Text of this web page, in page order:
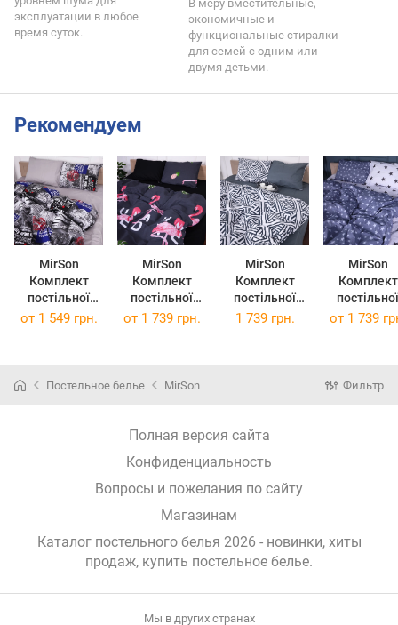
эксплуатации в любое
время суток.
В меру вместительные,
экономичные и
функциональные стиралки
для семей с одним или
двумя детьми.
Рекомендуем
MirSon
Комплект
постільної
білизни Бязь
MirSon
Комплект
постільної
білизни Бязь
MirSon
Комплект
постільної
білизни Бязь
MirSon
Комплект
постільної
білизни Бязь
от 1 549 грн. от 1 739 грн. 1 739 грн. от 1 739
Постельное белье MirSon Фильтр
Полная версия сайта
Конфиденциальность
Вопросы и пожелания по сайту
Магазинам
Каталог постельного белья 2026 - новинки, хиты
продаж, купить постельное белье.
Мы в других странах